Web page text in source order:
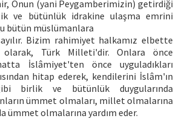
Onun (yani Peygamberimizin) getirdiği
ve bütünlük idrakine ulaşma emrini
bütün müslümanlara
Bizim rahimiyet halkamız elbette
olarak, Türk Milleti'dir. Onlara önce
İslâmiyet'ten önce uyguladıkları
hitap ederek, kendilerini İslâm'ın
birlik ve bütünlük duygularında
ümmet olmaları, millet olmalarına
ümmet olmalarına yardım eder.